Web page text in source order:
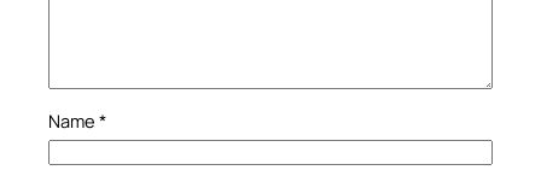
Name *